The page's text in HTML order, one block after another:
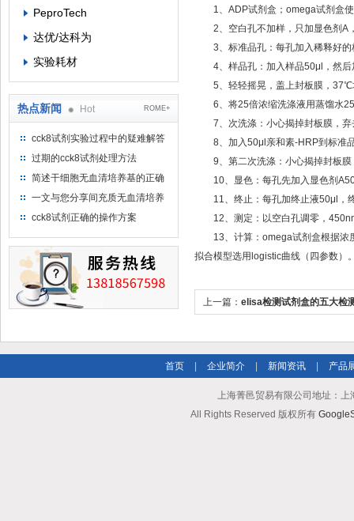
PeproTech
达优/达科为
实验耗材
热点新闻 Hot ROME+
cck8试剂实验过程中的疑难解答
（一）
过期的cck8试剂处理方法
简述干细胞无血清培养基的正确
使用方法及使用注意事项
一文与您分享间充质无血清培养
基的选购建议
cck8试剂正确的操作方案
1、ADP试剂盒；omega试剂盒使
2、空白孔不加样，只加显色剂A
3、标准品孔：每孔加入稀释好的
4、样品孔：加入样品50μl，然后
5、轻轻摇晃，盖上封板膜，37℃
6、将25倍浓缩洗涤液用蒸馏水25
7、次洗涤：小心揭掉封板膜，弃
8、加入50μl亲和素-HRP到标准品
9、第二次洗涤：小心揭掉封板膜
10、显色：每孔先加入显色剂
11、终止：每孔加终止液50μl，
12、测定：以空白孔调零，450nm
13、计算：omega试剂盒根据浓度
拟合模型选用logistic曲线（四参数）
上一篇： elisa检测试剂盒的五大检
首页 企业简介 新闻资讯 产品
上海菁邑贸易有限公司地址：
All Rights Reserved 版权所有